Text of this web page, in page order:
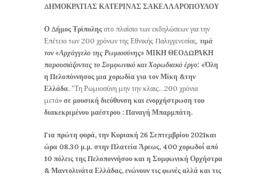
ΔΗΜΟΚΡΑΤΙΑΣ ΚΑΤΕΡΙΝΑΣ ΣΑΚΕΛΛΑΡΟΠΟΥΛΟΥ
Ο Δήμος Τρίπολης στο πλαίσιο των εκδηλώσεων​​​​ για την
Επέτειο των 200 χρόνων της Εθνικής Παλιγγενεσίας, τιμά
τον «Αρχάγγελο της Ρωμιοσύνης» ΜΙΚΗ ΘΕΟΔΩΡΑΚΗ
παρουσιάζοντας το Συμφωνικό και Χορωδιακό έργο: «Όλη
η Πελοπόννησος μια χορωδία για τον Μίκη &την
Ελλάδα. ”Τη Ρωμιοσύνη μην την κλαις…200 χρόνια
μετά» σε μουσική διεύθυνση και ενορχήστρωση του
διακεκριμένου μαέστρου : Παναγή Μπαρμπάτη.
​Για πρώτη φορά, την Κυριακή 26 Σεπτεμβρίου 2021και
ώρα 08.30 μ.μ. στην Πλατεία Άρεως, 400 χορωδοί́ από
10 πόλεις της Πελοποννήσου και η Συμφωνική Ορχήστρα
& Μαντολινάτα Ελλάδας, ενώνουν τις φωνές αλλά και τις